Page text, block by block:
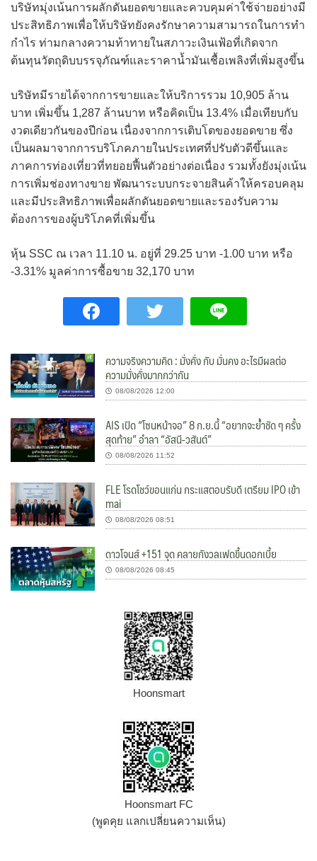
บริษัทมุ่งเน้นการผลักดันยอดขายและควบคุมค่าใช้จ่ายอย่างมี
ประสิทธิภาพเพื่อให้บริษัทยังคงรักษาความสามารถในการทำ
กำไร ท่ามกลางความท้าทายในสภาวะเงินเฟ้อที่เกิดจาก
ต้นทุนวัตถุดิบบรรจุภัณฑ์และราคาน้ำมันเชื้อเพลิงที่เพิ่มสูงขึ้น
บริษัทมีรายได้จากการขายและให้บริการรวม 10,905 ล้าน
บาท เพิ่มขึ้น 1,287 ล้านบาท หรือคิดเป็น 13.4% เมื่อเทียบกับ
งวดเดียวกันของปีก่อน เนื่องจากการเติบโตของยอดขาย ซึ่ง
เป็นผลมาจากการบริโภคภายในประเทศที่ปรับตัวดีขึ้นและ
ภาคการท่องเที่ยวที่ทยอยฟื้นตัวอย่างต่อเนื่อง รวมทั้งยังมุ่งเน้น
การเพิ่มช่องทางขาย พัฒนาระบบกระจายสินค้าให้ครอบคลุม
และมีประสิทธิภาพเพื่อผลักดันยอดขายและรองรับความ
ต้องการของผู้บริโภคที่เพิ่มขึ้น
หุ้น SSC ณ เวลา 11.10 น. อยู่ที่ 29.25 บาท -1.00 บาท หรือ
-3.31% มูลค่าการซื้อขาย 32,170 บาท
ความจริงความคิด : มั่งคั่ง กับ มั่นคง อะไรมีผลต่อ
ความมั่งคั่งมากกว่ากัน
08/08/2026 12:00
AIS เปิด “โซนหน้าจอ” 8 ก.ย.นี้ “อยากจะย้ำชัด ๆ ครั้ง
สุดท้าย” อำลา “อัสนี-วสันต์”
08/08/2026 11:52
FLE โรดโชว์ขอนแก่น กระแสตอบรับดี เตรียม IPO เข้า
mai
08/08/2026 08:51
ดาวโจนส์ +151 จุด คลายกังวลเฟดขึ้นดอกเบี้ย
08/08/2026 08:45
Hoonsmart
Hoonsmart FC
(พูดคุย แลกเปลี่ยนความเห็น)